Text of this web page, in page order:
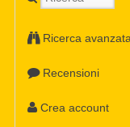
Ricerca avanzata
Recensioni
Crea account